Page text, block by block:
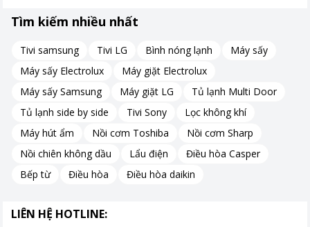
Tìm kiếm nhiều nhất
Tivi samsung Tivi LG Bình nóng lạnh
Máy sấy
Máy sấy Electrolux
Máy giặt Electrolux
Máy sấy Samsung
Máy giặt LG
Tủ lạnh Multi Door
Tủ lạnh side by side
Tivi Sony
Lọc không khí
Máy hút ẩm
Nồi cơm Toshiba
Nồi cơm Sharp
Nồi chiên không dầu
Lẩu điện
Điều hòa Casper
Bếp từ
Điều hòa Điều hòa daikin
LIÊN HỆ HOTLINE: